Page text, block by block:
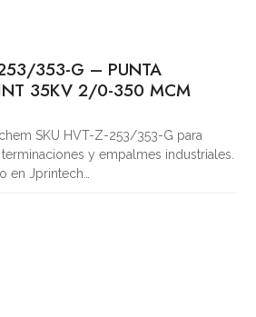
353-G – PUNTA
35KV 2/0-350 MCM
SKU HVT-Z-253/353-G para
y empalmes industriales.
en Jprintech…